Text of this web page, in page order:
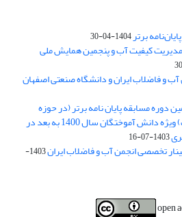
برتر1404-04-30
کیفیت آب و پنجمین همایش ملی
و فاضلاب ایران و دانشگاه صنعتی اصفهان
مسابقه پایان نامه برتر (در حوزه
علوم و مهندسی آب و فاضلاب) ویژه دانش آموختگان سال 1400 به بعد در
1403-07-16
تخصصی انجمن آب و فاضلاب ایران
1403-